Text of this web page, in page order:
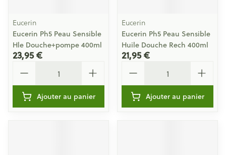
Eucerin
Eucerin Ph5 Peau Sensible
Hle Douche+pompe 400ml
23,95 €
Ajouter au panier
Eucerin
Eucerin Ph5 Peau Sensible
Huile Douche Rech 400ml
21,95 €
Ajouter au panier